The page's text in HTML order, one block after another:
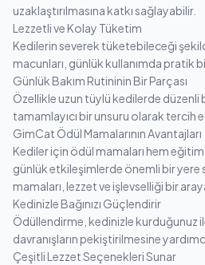
uzaklaştırılmasına katkı sağlayabilir.
Lezzetli ve Kolay Tüketim
Kedilerin severek tüketebileceği
macunları, günlük kullanımda pratik
Günlük Bakım Rutininin Bir Parçası
Özellikle uzun tüylü kedilerde düzenli
tamamlayıcı bir unsuru olarak tercih
GimCat Ödül Mamalarının Avantajları
Kediler için ödül mamaları hem
günlük etkileşimlerde önemli bir
mamaları, lezzet ve işlevselliği bir
Kedinizle Bağınızı Güçlendirir
Ödüllendirme, kedinizle kurduğunuz
davranışların pekiştirilmesine
Çeşitli Lezzet Seçenekleri Sunar